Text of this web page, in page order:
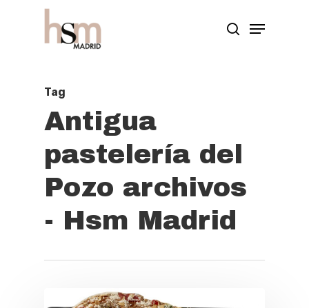
Tag
Antigua
pastelería del
Pozo archivos
- Hsm Madrid